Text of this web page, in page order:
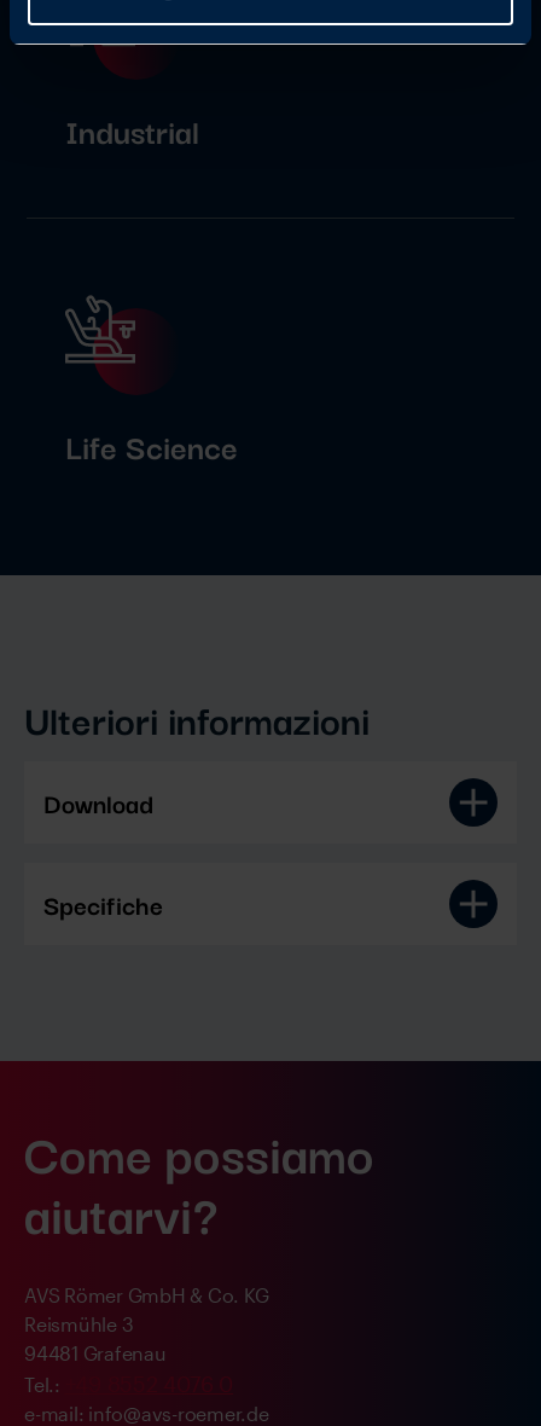
Industrial
Life Science
Ulteriori informazioni
Download
Specifiche
Come possiamo
aiutarvi?
AVS Römer GmbH & Co. KG
Reismühle 3
94481 Grafenau
Tel.:
e-mail: info@avs-roemer.de